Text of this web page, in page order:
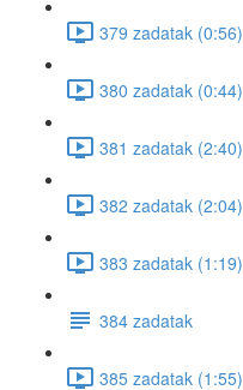
379 zadatak (0:56)
380 zadatak (0:44)
381 zadatak (2:40)
382 zadatak (2:04)
383 zadatak (1:19)
384 zadatak
385 zadatak (1:55)